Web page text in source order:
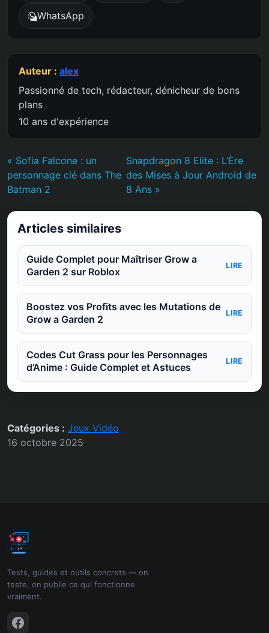
WhatsApp
Auteur : alex
Passionné de tech, rédacteur, dénicheur de bons
plans
10 ans d'expérience
« Sofia Falcone : un
personnage clé dans The
Batman 2
Snapdragon 8 Elite : L’Ère
des Mises à Jour Android de
8 Ans »
Articles similaires
Guide Complet pour Maîtriser Grow a
Garden 2 sur Roblox
LIRE
Boostez vos Profits avec les Mutations de
Grow a Garden 2
LIRE
Codes Cut Grass pour les Personnages
d’Anime : Guide Complet et Astuces
LIRE
Catégories : Jeux Vidéo
16 octobre 2025
Tests, guides et outils concrets — on
teste, on publie ce qui fonctionne
vraiment.